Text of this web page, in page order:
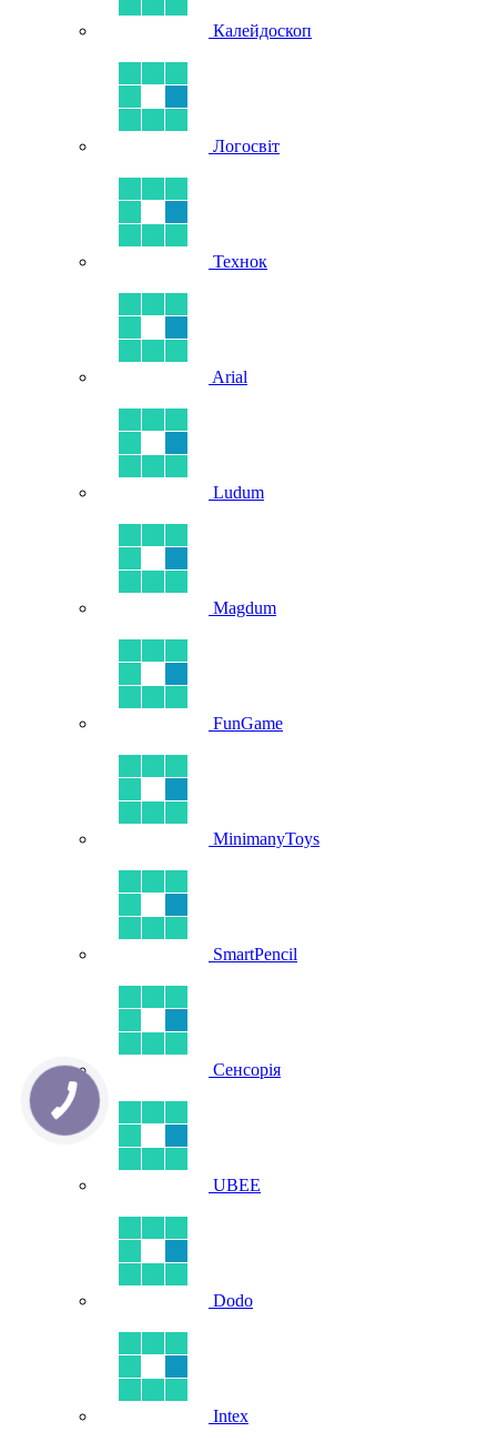
Калейдоскоп
Логосвіт
Технок
Arial
Ludum
Magdum
FunGame
MinimanyToys
SmartPencil
Сенсорія
UBEE
Dodo
Intex